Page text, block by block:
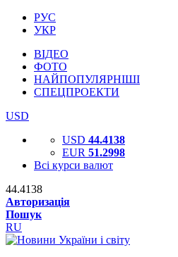
РУС
УКР
ВІДЕО
ФОТО
НАЙПОПУЛЯРНІШІ
СПЕЦПРОЕКТИ
USD
USD 44.4138
EUR 51.2998
Всі курси валют
44.4138
Авторизація
Пошук
RU